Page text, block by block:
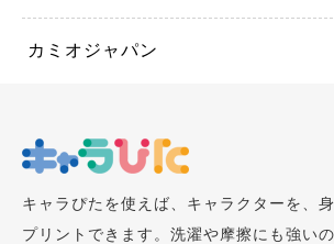
カミオジャパン
キャラぴたを使えば、キャラクターを、
プリントできます。洗濯や摩擦にも強い